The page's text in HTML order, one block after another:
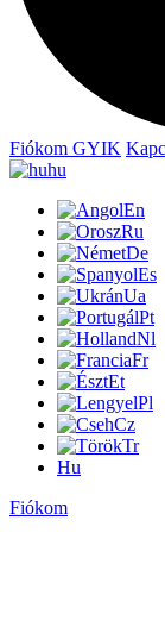
Fiókom GYIK
hu
En
Ru
De
Es
Ua
Pt
Nl
Fr
Et
Pl
Cz
Tr
Hu
Fiókom